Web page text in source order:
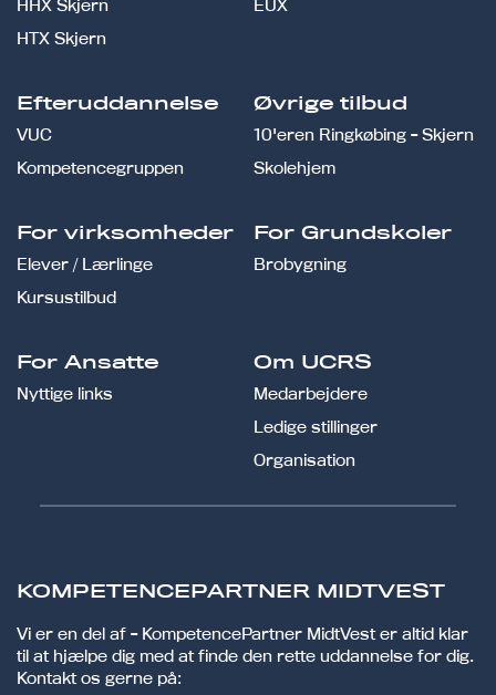
HHX Skjern
HTX Skjern
EUX
Efteruddannelse
VUC
Kompetencegruppen
Øvrige tilbud
10'eren Ringkøbing - Skjern
Skolehjem
For virksomheder
Elever / Lærlinge
Kursustilbud
For Grundskoler
Brobygning
For Ansatte
Nyttige links
Om UCRS
Medarbejdere
Ledige stillinger
Organisation
KOMPETENCEPARTNER MIDTVEST
Vi er en del af - KompetencePartner MidtVest er altid klar
til at hjælpe dig med at finde den rette uddannelse for dig.
Kontakt os gerne på: